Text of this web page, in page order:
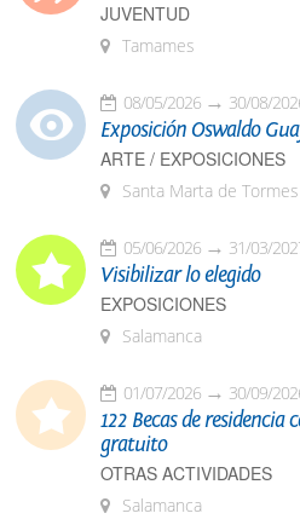
JUVENTUD
Tamames
08/05/2026 30/08/
Exposición Oswaldo
ARTE / EXPOSICIONES
Santa Marta de Tormes
05/06/2026 31/03/
Visibilizar lo elegido
EXPOSICIONES
Salamanca
01/07/2026 30/09/
122 Becas de
gratuito
OTRAS ACTIVIDADES
Salamanca